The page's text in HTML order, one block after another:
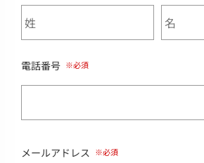
電話番号
メールアドレス